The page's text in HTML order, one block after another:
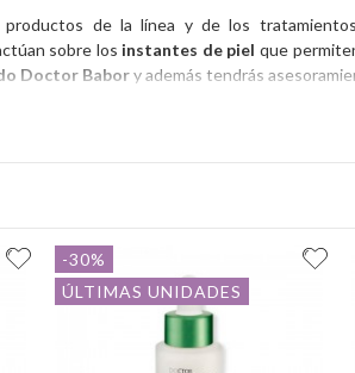
productos de la línea y de los tratamientos
sobre los instantes de piel que
Doctor Babory además tendrás
-30%
ÚLTIMAS UNIDADES